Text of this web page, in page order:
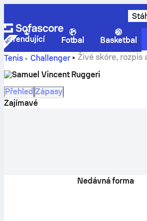
Trendující Fotbal Basketbal
Tenis
Challenger
Živé skóre, rozpis
Samuel Vincent Ruggeri
Přehled Zápasy
Zajímavé
Nedávná forma